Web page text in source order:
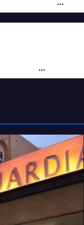
levantar el paro